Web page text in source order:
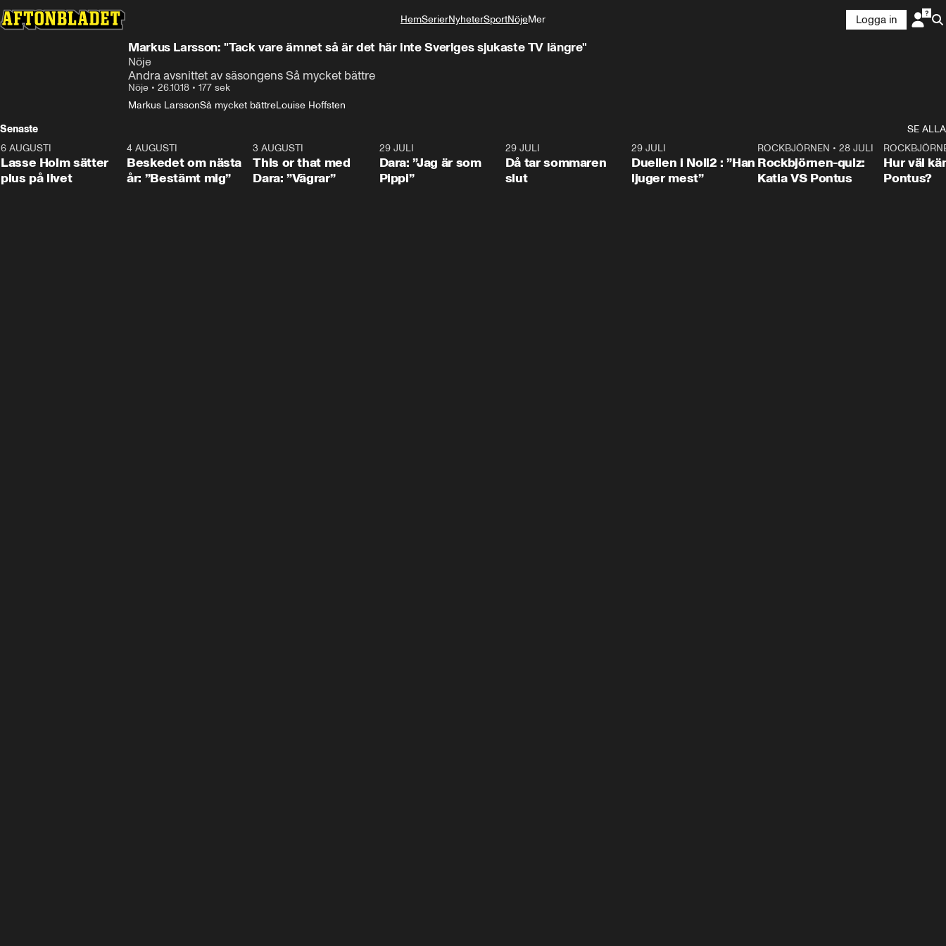
HemSerierNyheterSportNöjeMer
Livsstil
Logga in
Markus Larsson: "Tack vare ämnet så är det här inte Sveriges sjukaste TV längre"
Nöje
Andra avsnittet av säsongens Så mycket bättre
Nöje • 26.10.18 • 177 sek
Markus LarssonSå mycket bättreLouise Hoffsten
Senaste
SE ALLA
1:04
6 AUGUSTI
Lasse Holm sätter
plus på livet
0:24
4 AUGUSTI
Beskedet om nästa
år: ”Bestämt mig”
3 AUGUSTI
This or that med
Dara: ”Vägrar”
29 JULI
Dara: ”Jag är som
Pippi”
29 JULI
Då tar sommaren
slut
29 JULI
Duellen i Noll2 : ”Han
ljuger mest”
0:15
ROCKBJÖRNEN •28 JULI
Rockbjörnen-quiz:
Katia VS Pontus
Hur väl
Pontus?